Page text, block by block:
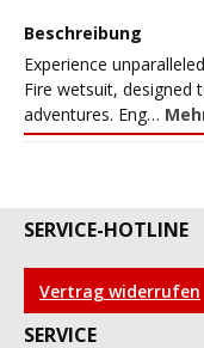
Beschreibung
Experience
Fire wetsuit, designed
adventures. Eng…
SERVICE-HOTLINE
Vertrag widerrufen
SERVICE